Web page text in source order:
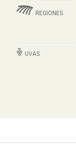
REGIONES
UVAS